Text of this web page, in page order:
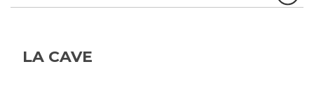
LA CAVE